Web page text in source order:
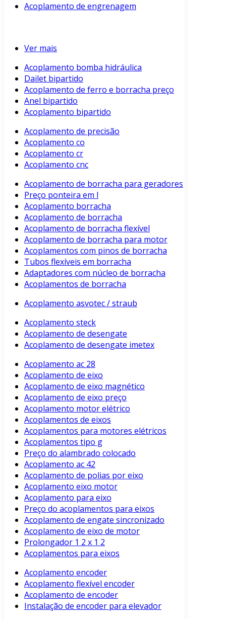
Acoplamento de engrenagem
Ver mais
Acoplamento bomba hidráulica
Dailet bipartido
Acoplamento de ferro e borracha preço
Anel bipartido
Acoplamento bipartido
Acoplamento de precisão
Acoplamento co
Acoplamento cr
Acoplamento cnc
Acoplamento de borracha para geradores
Preço ponteira em l
Acoplamento borracha
Acoplamento de borracha
Acoplamento de borracha flexível
Acoplamento de borracha para motor
Acoplamentos com pinos de borracha
Tubos flexíveis em borracha
Adaptadores com núcleo de borracha
Acoplamentos de borracha
Acoplamento asvotec / straub
Acoplamento steck
Acoplamento de desengate
Acoplamento de desengate imetex
Acoplamento ac 28
Acoplamento de eixo
Acoplamento de eixo magnético
Acoplamento de eixo preço
Acoplamento motor elétrico
Acoplamentos de eixos
Acoplamentos para motores elétricos
Acoplamentos tipo g
Preço do alambrado colocado
Acoplamento ac 42
Acoplamento de polias por eixo
Acoplamento eixo motor
Acoplamento para eixo
Preço do acoplamentos para eixos
Acoplamento de engate sincronizado
Acoplamento de eixo de motor
Prolongador 1 2 x 1 2
Acoplamentos para eixos
Acoplamento encoder
Acoplamento flexível encoder
Acoplamento de encoder
Instalação de encoder para elevador